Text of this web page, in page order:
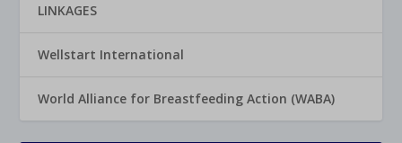
LINKAGES
Wellstart International
World Alliance for Breastfeeding Action (WABA)